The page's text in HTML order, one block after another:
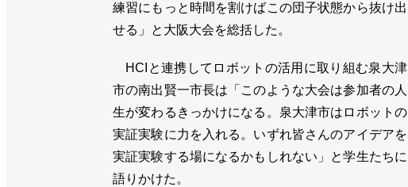
練習にもっと時間を割けばこの団子状態から抜け出
せる」と大阪大会を総括した。
HCIと連携してロボットの活用に取り組む泉大津
市の南出賢一市長は「このような大会は参加者の人
生が変わるきっかけになる。泉大津市はロボットの
実証実験に力を入れる。いずれ皆さんのアイデアを
実証実験する場になるかもしれない」と学生たちに
語りかけた。